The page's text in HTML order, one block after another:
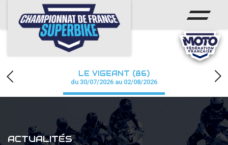
ACCUEIL
CHAMPIONNAT
CALENDRIER
PHOTOS / WEB TV
LE VIGEANT (86)
du 30/07/2026 au 02/08/2026
ACTUALITÉS